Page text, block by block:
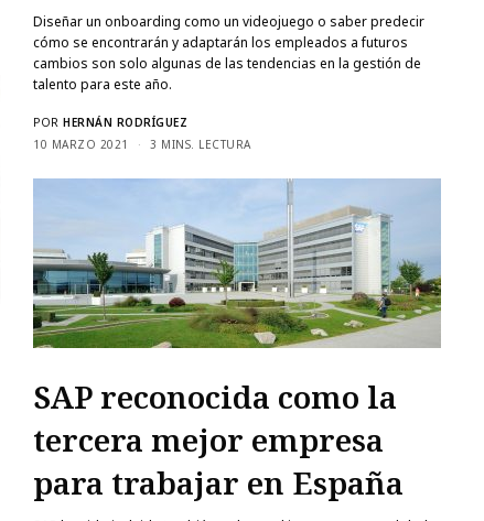
Diseñar un onboarding como un videojuego o saber predecir
cómo se encontrarán y adaptarán los empleados a futuros
cambios son solo algunas de las tendencias en la gestión de
talento para este año.
POR HERNÁN RODRÍGUEZ
10 MARZO 2021
3 MINS. LECTURA
SAP reconocida como la
tercera mejor empresa
para trabajar en España